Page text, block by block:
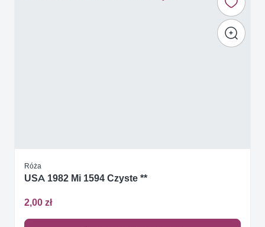
Róża
USA 1982 Mi 1594 Czyste **
2,00 zł